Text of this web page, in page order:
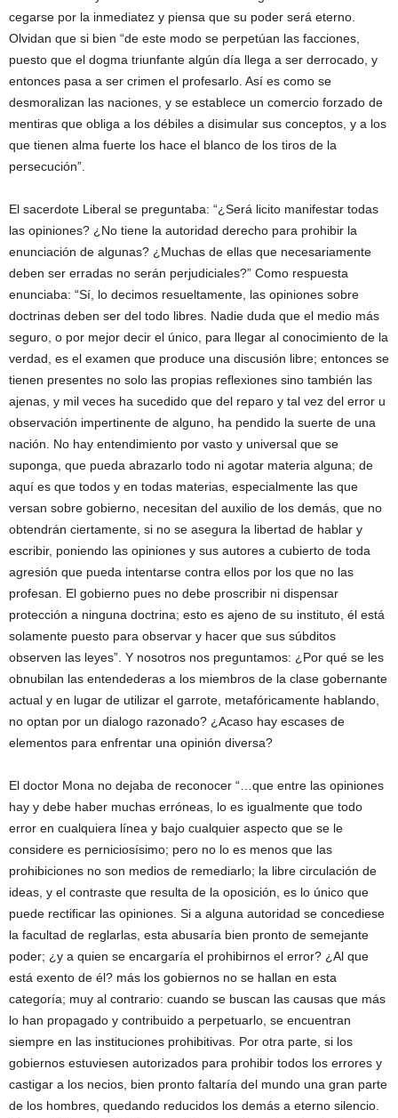
cegarse por la inmediatez y piensa que su poder será eterno.
Olvidan que si bien “de este modo se perpetúan las facciones,
puesto que el dogma triunfante algún día llega a ser derrocado, y
entonces pasa a ser crimen el profesarlo. Así es como se
desmoralizan las naciones, y se establece un comercio forzado de
mentiras que obliga a los débiles a disimular sus conceptos, y a los
que tienen alma fuerte los hace el blanco de los tiros de la
persecución”.
El sacerdote Liberal se preguntaba: “¿Será licito manifestar todas
las opiniones? ¿No tiene la autoridad derecho para prohibir la
enunciación de algunas? ¿Muchas de ellas que necesariamente
deben ser erradas no serán perjudiciales?” Como respuesta
enunciaba: “Sí, lo decimos resueltamente, las opiniones sobre
doctrinas deben ser del todo libres. Nadie duda que el medio más
seguro, o por mejor decir el único, para llegar al conocimiento de la
verdad, es el examen que produce una discusión libre; entonces se
tienen presentes no solo las propias reflexiones sino también las
ajenas, y mil veces ha sucedido que del reparo y tal vez del error u
observación impertinente de alguno, ha pendido la suerte de una
nación. No hay entendimiento por vasto y universal que se
suponga, que pueda abrazarlo todo ni agotar materia alguna; de
aquí es que todos y en todas materias, especialmente las que
versan sobre gobierno, necesitan del auxilio de los demás, que no
obtendrán ciertamente, si no se asegura la libertad de hablar y
escribir, poniendo las opiniones y sus autores a cubierto de toda
agresión que pueda intentarse contra ellos por los que no las
profesan. El gobierno pues no debe proscribir ni dispensar
protección a ninguna doctrina; esto es ajeno de su instituto, él está
solamente puesto para observar y hacer que sus súbditos
observen las leyes”. Y nosotros nos preguntamos: ¿Por qué se les
obnubilan las entendederas a los miembros de la clase gobernante
actual y en lugar de utilizar el garrote, metafóricamente hablando,
no optan por un dialogo razonado? ¿Acaso hay escases de
elementos para enfrentar una opinión diversa?
El doctor Mona no dejaba de reconocer “…que entre las opiniones
hay y debe haber muchas erróneas, lo es igualmente que todo
error en cualquiera línea y bajo cualquier aspecto que se le
considere es perniciosísimo; pero no lo es menos que las
prohibiciones no son medios de remediarlo; la libre circulación de
ideas, y el contraste que resulta de la oposición, es lo único que
puede rectificar las opiniones. Si a alguna autoridad se concediese
la facultad de reglarlas, esta abusaría bien pronto de semejante
poder; ¿y a quien se encargaría el prohibirnos el error? ¿Al que
está exento de él? más los gobiernos no se hallan en esta
categoría; muy al contrario: cuando se buscan las causas que más
lo han propagado y contribuido a perpetuarlo, se encuentran
siempre en las instituciones prohibitivas. Por otra parte, si los
gobiernos estuviesen autorizados para prohibir todos los errores y
castigar a los necios, bien pronto faltaría del mundo una gran parte
de los hombres, quedando reducidos los demás a eterno silencio.